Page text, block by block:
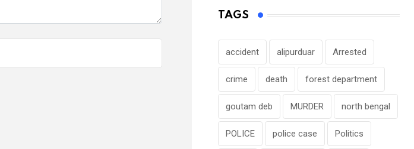
TAGS
accident alipurduar Arrested
crime death forest department
goutam deb MURDER north bengal
POLICE police case Politics